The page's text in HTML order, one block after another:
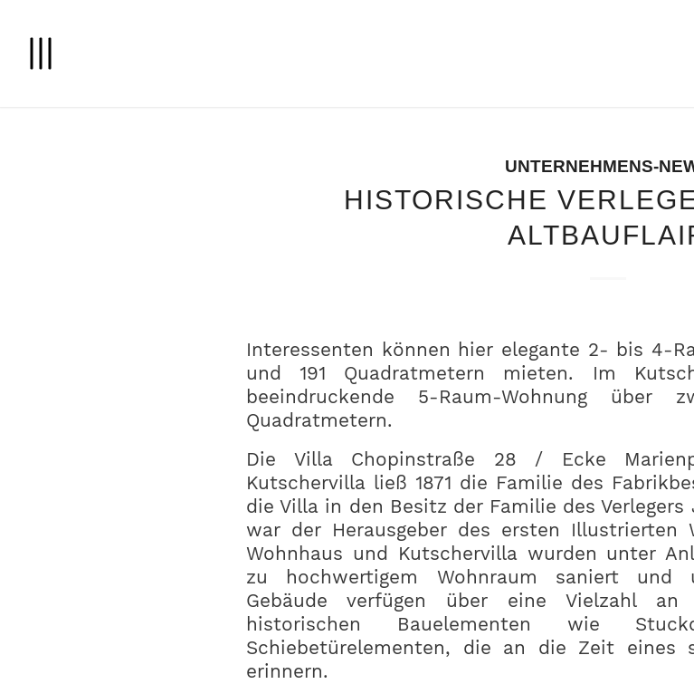
UNTERNEHMENS-
HISTORISCHE
Interessenten können hier elegante 2- bis 4-
und 191 Quadratmetern mieten. Im
beeindruckende 5-Raum-Wohnung
Quadratmetern.
Die Villa Chopinstraße 28 / Ecke
Kutschervilla ließ 1871 die Familie des
die Villa in den Besitz der Familie des
war der Herausgeber des ersten Illustrierten
Wohnhaus und Kutschervilla wurden unter
zu hochwertigem Wohnraum saniert und
Gebäude verfügen über eine Vielzahl an
historischen Bauelementen wie
Schiebetürelementen, die an die Zeit eines
erinnern.